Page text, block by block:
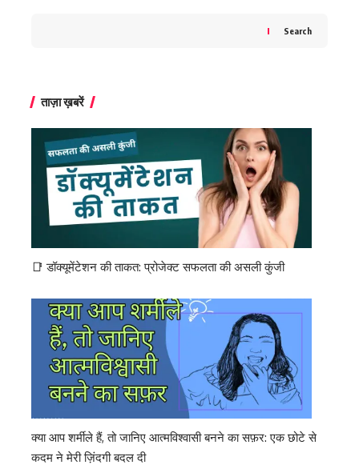
Search
ताज़ा ख़बरें
📑 डॉक्यूमेंटेशन की ताकत: प्रोजेक्ट सफलता की असली कुंजी
क्या आप शर्मीले हैं, तो जानिए आत्मविश्वासी बनने का सफ़र: एक छोटे से
कदम ने मेरी ज़िंदगी बदल दी